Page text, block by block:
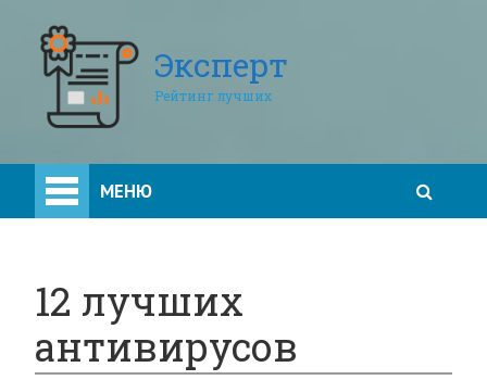
Эксперт
Рейтинг лучших
МЕНЮ
12 лучших
антивирусов